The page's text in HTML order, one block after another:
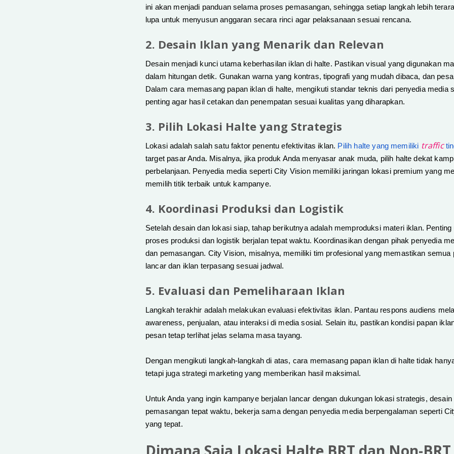
ini akan menjadi panduan selama proses pemasangan, sehingga setiap langkah lebih
lupa untuk menyusun anggaran secara rinci agar pelaksanaan sesuai rencana.
2. Desain Iklan yang Menarik dan Relevan
Desain menjadi kunci utama keberhasilan iklan di halte. Pastikan visual yang digunakan
dalam hitungan detik. Gunakan warna yang kontras, tipografi yang mudah dibaca, dan
Dalam cara memasang papan iklan di halte, mengikuti standar teknis dari penyedia media
penting agar hasil cetakan dan penempatan sesuai kualitas yang diharapkan.
3. Pilih Lokasi Halte yang Strategis
Lokasi adalah salah satu faktor penentu efektivitas iklan. Pilih halte yang memiliki traffic
target pasar Anda. Misalnya, jika produk Anda menyasar anak muda, pilih halte dekat
perbelanjaan. Penyedia media seperti City Vision memiliki jaringan lokasi premium yang
memilih titik terbaik untuk kampanye.
4. Koordinasi Produksi dan Logistik
Setelah desain dan lokasi siap, tahap berikutnya adalah memproduksi materi iklan.
proses produksi dan logistik berjalan tepat waktu. Koordinasikan dengan pihak penyedia
dan pemasangan. City Vision, misalnya, memiliki tim profesional yang memastikan semua
lancar dan iklan terpasang sesuai jadwal.
5. Evaluasi dan Pemeliharaan Iklan
Langkah terakhir adalah melakukan evaluasi efektivitas iklan. Pantau respons audiens
awareness, penjualan, atau interaksi di media sosial. Selain itu, pastikan kondisi papan
pesan tetap terlihat jelas selama masa tayang.
Dengan mengikuti langkah-langkah di atas, cara memasang papan iklan di halte tidak
tetapi juga strategi marketing yang memberikan hasil maksimal.
Untuk Anda yang ingin kampanye berjalan lancar dengan dukungan lokasi strategis,
pemasangan tepat waktu, bekerja sama dengan penyedia media berpengalaman seperti
yang tepat.